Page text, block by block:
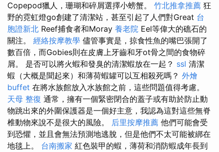
Copepod獵人，珊瑚和碎屑選擇小螃蟹。 竹北推拿推薦 狂
野的霓虹燈go創建了清潔站，甚至引起了人們對Great 台
胞證新北 Reef捕食者和Moray 養老院 Eel等偉大的礁石的
關注。 經絡按摩教學 儘管事實是，掠食性魚的嘴巴張開了
數百倍，而Gobies則在皮膚上牙齒和牙ot骨之間的食物碎
屑。 是否可以將火蝦和發臭的清潔蝦放在一起？ ssl 清潔
蝦（大概是聞起來）和薄荷蝦罐可以互相殺死嗎？ 外燴
buffet 在將水族館放入水族館之前，這些問題值得考慮。
天母 整復 通常，擁有一個緊密閉合的蓋子或有助於防止動
物跳出來的外圍保護器是一個好主意，我認為這對這些無脊
椎動物來說不是很大的風險。 后里按摩推薦 他們可能會受
到恐懼，並且會無法預測地逃脫，但是他們不太可能被綁在
地毯上。 台南搬家 紅色裝甲的蝦，薄荷和消防蝦成年長到